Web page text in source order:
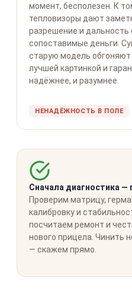
момент, бесполезен. К
тепловизоры дают
разрешение и дальность
сопоставимые деньги.
старую модель
лучшей картинкой и
надёжнее, и разумнее.
НЕНАДЁЖНОСТЬ В ПОЛЕ
Сначала диагностика —
Проверим матрицу,
калибровку и
посчитаем ремонт и
нового прицела. Чинить
— скажем прямо.